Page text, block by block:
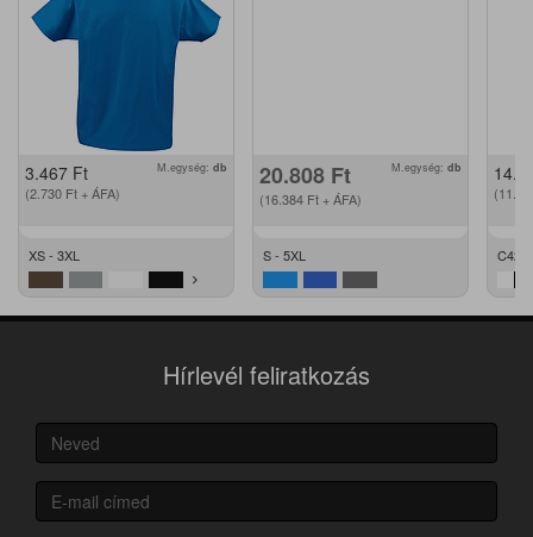
3.467 Ft
(2.730 Ft + ÁFA)
M.egység: db
XS - 3XL
20.808 Ft
(16.384 Ft + ÁFA)
M.egység: db
S - 5XL C42 -
Hírlevél feliratkozás